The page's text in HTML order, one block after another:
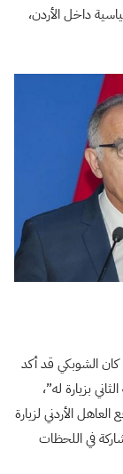
داخل الأردن،
الشوبكي قد أكد
بزيارة له”،
الأردني لزيارة
في اللحظات